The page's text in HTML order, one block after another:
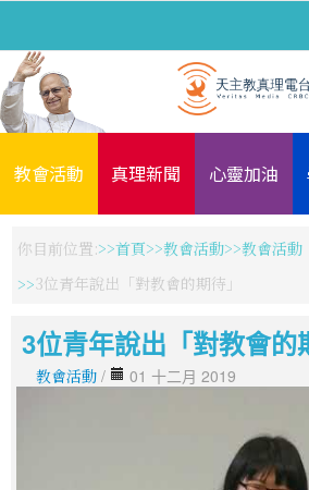
教會活動 真理新聞 心靈加油
你目前位置: 首頁 教會活動
教會活動
3位青年說出「對教會的期待」
3位青年說出「對教會的
教會活動 / 01 十二月 2019